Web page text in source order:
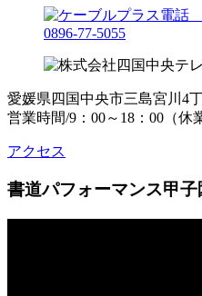
愛媛県四国中央市三島宮川4
営業時間/9：00～18：00（休
アクセス
書道パフォーマンス甲